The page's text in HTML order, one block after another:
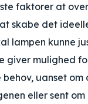
faktorer at
skabe det
lampen kunne
giver mulighed
uanset
eller sent om